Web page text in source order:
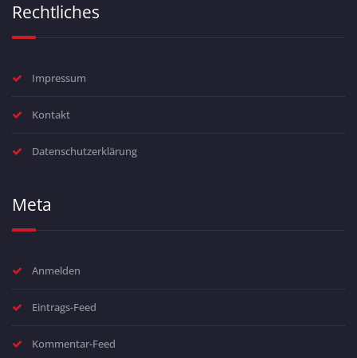
Rechtliches
Impressum
Kontakt
Datenschutzerklärung
Meta
Anmelden
Eintrags-Feed
Kommentar-Feed